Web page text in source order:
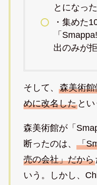
とになった
・集めた
「
出のみが
そして、 森美術
めに改名したとい
森美術館が「
断ったのは、 「
売の会社」だから
いう。しかし、